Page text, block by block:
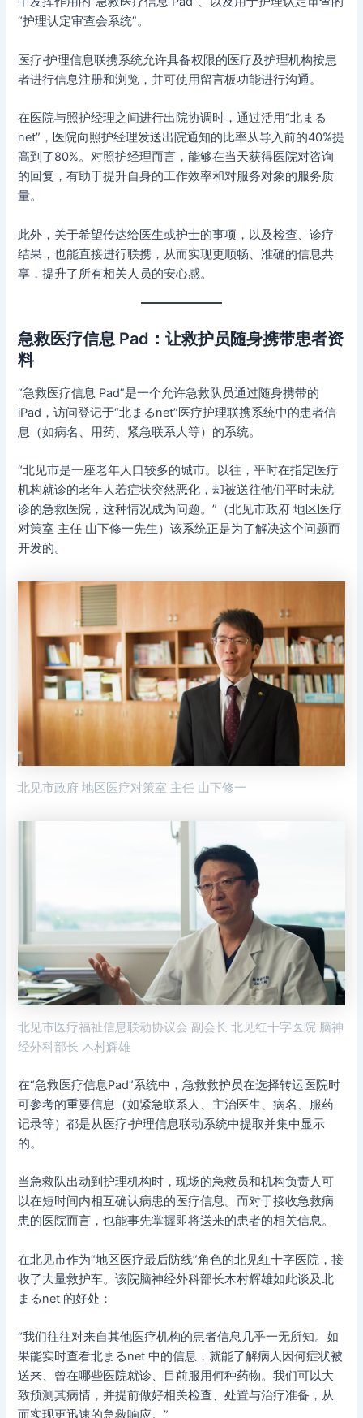
“护理认定审查会系统”。
医疗·护理信息联携系统允许具备权限的医疗及护理机构按患
者进行信息注册和浏览，并可使用留言板功能进行沟通。
在医院与照护经理之间进行出院协调时，通过活用“北まる
net”，医院向照护经理发送出院通知的比率从导入前的40%提
高到了80%。对照护经理而言，能够在当天获得医院对咨询
的回复，有助于提升自身的工作效率和对服务对象的服务质
量。
此外，关于希望传达给医生或护士的事项，以及检查、诊疗
结果，也能直接进行联携，从而实现更顺畅、准确的信息共
享，提升了所有相关人员的安心感。
急救医疗信息 Pad：让救护员随身携带患者资
料
“急救医疗信息 Pad”是一个允许急救队员通过随身携带的
iPad，访问登记于“北まるnet”医疗护理联携系统中的患者信
息（如病名、用药、紧急联系人等）的系统。
“北见市是一座老年人口较多的城市。以往，平时在指定医疗
机构就诊的老年人若症状突然恶化，却被送往他们平时未就
诊的急救医院，这种情况成为问题。”（北见市政府 地区医疗
对策室 主任 山下修一先生）该系统正是为了解决这个问题而
开发的。
北见市政府 地区医疗对策室 主任 山下修一
北见市医疗福祉信息联动协议会 副会长 北见红十字医院 脑神
经外科部长 木村辉雄
在“急救医疗信息Pad”系统中，急救救护员在选择转运医院时
可参考的重要信息（如紧急联系人、主治医生、病名、服药
记录等）都是从医疗·护理信息联动系统中提取并集中显示
的。
当急救队出动到护理机构时，现场的急救员和机构负责人可
以在短时间内相互确认病患的医疗信息。而对于接收急救病
患的医院而言，也能事先掌握即将送来的患者的相关信息。
在北见市作为“地区医疗最后防线”角色的北见红十字医院，接
收了大量救护车。该院脑神经外科部长木村辉雄如此谈及北
まるnet 的好处：
“我们往往对来自其他医疗机构的患者信息几乎一无所知。如
果能实时查看北まるnet 中的信息，就能了解病人因何症状被
送来、曾在哪些医院就诊、目前服用何种药物。我们可以大
致预测其病情，并提前做好相关检查、处置与治疗准备，从
而实现更迅速的急救响应。”